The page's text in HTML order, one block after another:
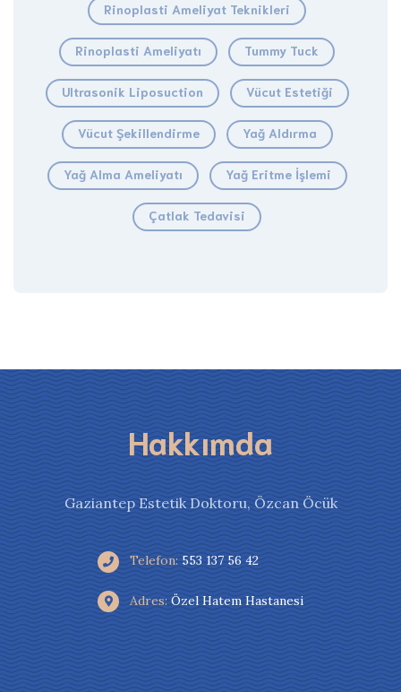
Rinoplasti Ameliyat Teknikleri
Rinoplasti Ameliyatı Tummy Tuck
Ultrasonik Liposuction Vücut Estetiği
Vücut Şekillendirme Yağ Aldırma
Yağ Alma Ameliyatı Yağ Eritme İşlemi
Çatlak Tedavisi
Hakkımda
Gaziantep Estetik Doktoru, Özcan Öcük
Telefon: 553 137 56 42
Adres:Özel Hatem Hastanesi